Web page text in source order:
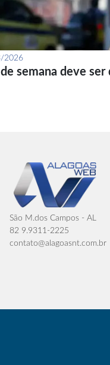
2026
de semana deve
São M.dos Campos - AL
82 9.9311-2225
contato@alagoasnt.com.br